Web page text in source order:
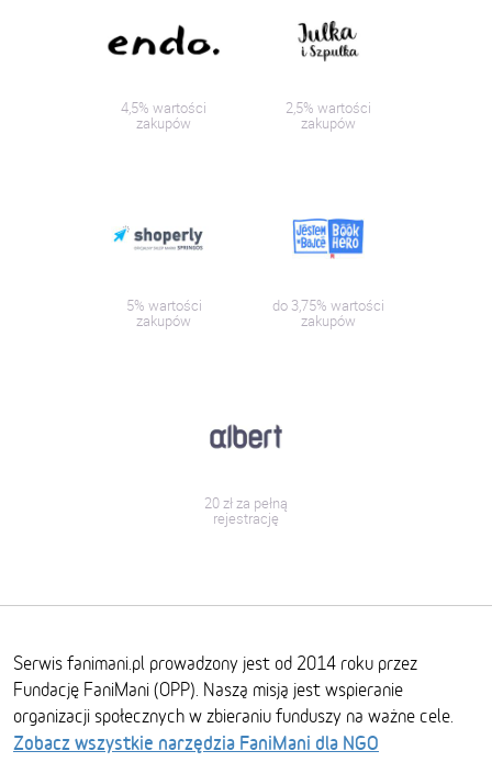
4,5% wartości
zakupów
2,5% wartości
zakupów
5% wartości
zakupów
do 3,75% wartości
zakupów
20 zł za pełną
rejestrację
Serwis fanimani.pl prowadzony jest od 2014 roku przez
Fundację FaniMani (OPP). Naszą misją jest wspieranie
organizacji społecznych w zbieraniu funduszy na ważne cele.
Zobacz wszystkie narzędzia FaniMani dla NGO